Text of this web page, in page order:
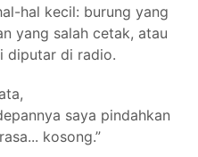
hal kecil: burung yang
yang salah cetak, atau
diputar di radio.
saya pindahkan
kosong.”